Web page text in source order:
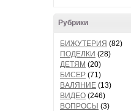
Рубрики
БИЖУТЕРИЯ (82)
ПОДЕЛКИ (28)
ДЕТЯМ (20)
БИСЕР (71)
ВАЛЯНИЕ (13)
ВИДЕО (246)
ВОПРОСЫ (3)